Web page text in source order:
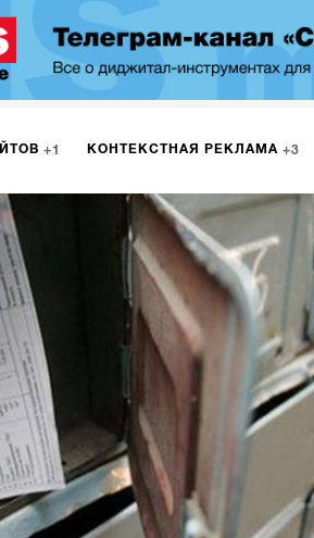
1 КОНТЕКСТНАЯ РЕКЛАМА 3
ПРОГРАММИРОВАНИЕ 1
ИНТРАНЕТ МОНИТОРИНГ